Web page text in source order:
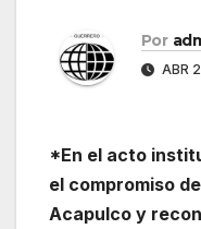
Por
ABR
*En el acto
el compromiso
Acapulco y